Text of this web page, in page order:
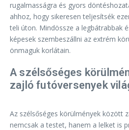
rugalmasságra és gyors
ahhoz, hogy sikeresen teljesítsék
teli úton. Mindössze a legbátrabbak
képesek szembeszállni az extrém
önmaguk korlátain.
A szélsőséges
zajló futóversenyek
Az szélsőséges körülmények között
nemcsak a testet, hanem a lelket is